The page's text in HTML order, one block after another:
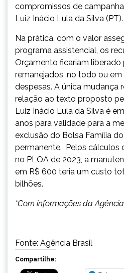
compromissos de
Luiz Inácio Lula da Silva (PT).
Na prática, com o valor
programa assistencial, os
Orçamento ficariam liberado
remanejados, no todo ou em
despesas. A única mudança
relação ao texto proposto
Luiz Inácio Lula da Silva é
anos para validade para a
exclusão do Bolsa Família
permanente. Pelos cálculos
no PLOA de 2023, a
em R$ 600 teria um custo
bilhões.
*Com informações da
Fonte: Agência Brasil
Compartilhe: